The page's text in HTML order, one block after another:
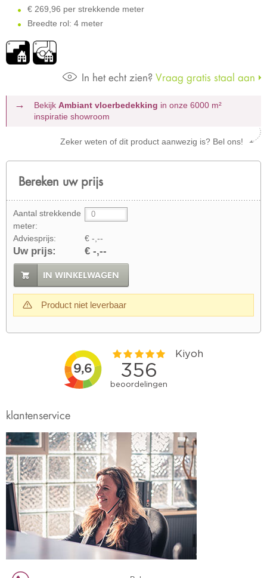
€ 269,96 per strekkende meter
Breedte rol: 4 meter
In het echt zien? Vraag gratis staal aan
Bekijk Ambiant vloerbedekking in onze 6000 m²
inspiratie showroom
Zeker weten of dit product aanwezig is? Bel ons!
Bereken uw prijs
Aantal strekkende
meter:
Adviesprijs:
€ -,--
Uw prijs: € -,--
IN WINKELWAGEN
Product niet leverbaar
klantenservice